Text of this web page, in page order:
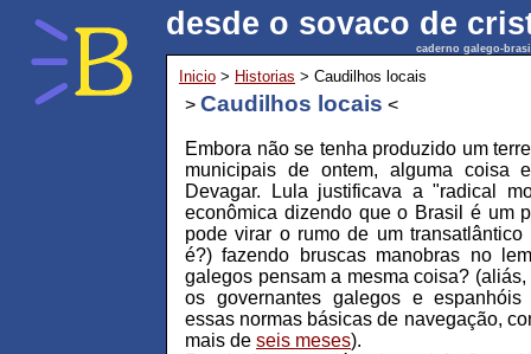
desde o sovaco de
caderno galego-
Inicio > Historias > Caudilhos locais
> Caudilhos locais <
Embora não se tenha produzido um
municipais de ontem, alguma coisa
Devagar. Lula justificava a "radical
econômica dizendo que o Brasil é um
pode virar o rumo de um
é?) fazendo bruscas manobras no
galegos pensam a mesma coisa?
os governantes galegos e espanhóis
essas normas básicas de navegação,
mais de seis meses).